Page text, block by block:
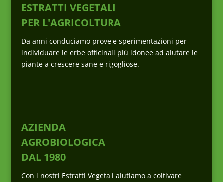
ESTRATTI VEGETALI
PER L'AGRICOLTURA
Da anni conduciamo prove e sperimentazioni per
individuare le erbe officinali più idonee ad aiutare le
piante a crescere sane e rigogliose.
AZIENDA
AGROBIOLOGICA
DAL 1980
Con i nostri Estratti Vegetali aiutiamo a coltivare